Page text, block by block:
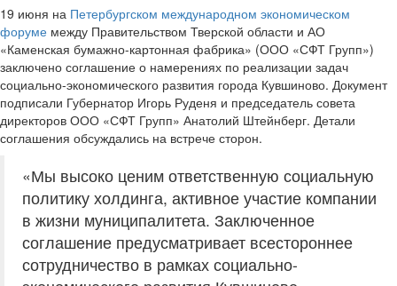
19 июня на Петербургском международном экономическом
форуме между Правительством Тверской области и АО
«Каменская бумажно-картонная фабрика» (ООО «СФТ Групп»)
заключено соглашение о намерениях по реализации задач
социально-экономического развития города Кувшиново. Документ
подписали Губернатор Игорь Руденя и председатель совета
директоров ООО «СФТ Групп» Анатолий Штейнберг. Детали
соглашения обсуждались на встрече сторон.
«Мы высоко ценим ответственную социальную
политику холдинга, активное участие компании
в жизни муниципалитета. Заключенное
соглашение предусматривает всестороннее
сотрудничество в рамках социально-